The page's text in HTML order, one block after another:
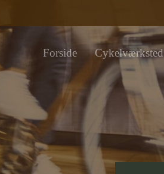
Forside Cykelværksted